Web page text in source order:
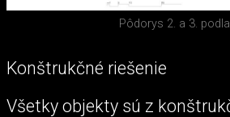
Pôdorys 2. a 3.
Konštrukčné riešenie
Všetky objekty sú z